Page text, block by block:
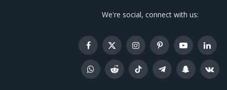
We're social, connect with us:
Facebook
X
(Twitter)
InstagramPinterestYouTube
WhatsAppReddit TikTok TelegramSnapchat